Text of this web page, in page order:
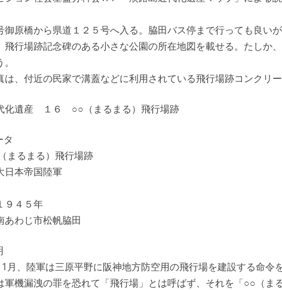
御原橋から県道１２５号へ入る。脇田バス停まで行っても良い
飛行場跡記念碑のある小さな公園の所在地図を載せる。たしか
は、付近の民家で溝蓋などに利用されている飛行場跡コンクリー
化遺産 １６ ○○（まるまる）飛行場跡
まるまる）飛行場跡
日本帝国陸軍
９４５年
あわじ市松帆脇田
月、陸軍は三原平野に阪神地方防空用の飛行場を建設する命令
軍機漏洩の罪を恐れて「飛行場」とは呼ばず、それを「○○（ま